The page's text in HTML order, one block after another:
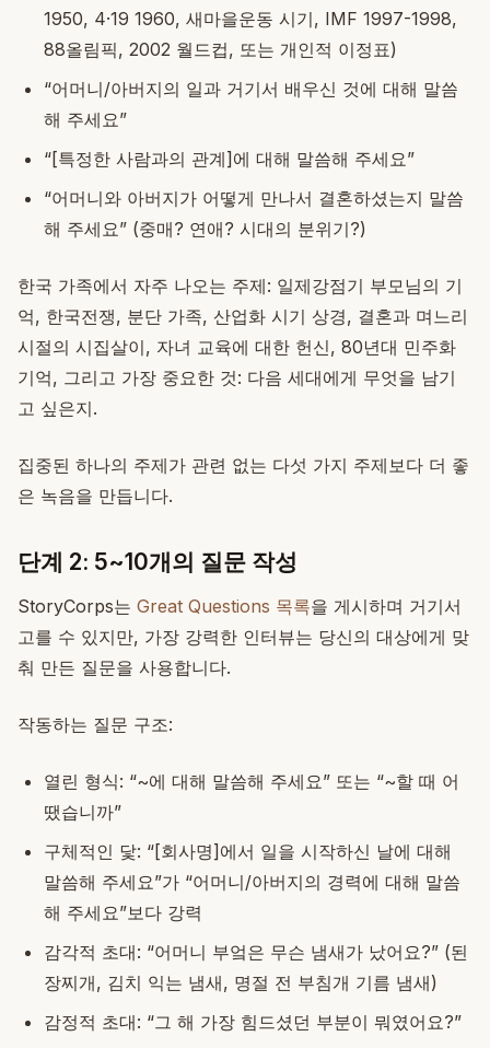
1950, 4·19 1960, 새마을운동 시기, IMF 1997-1998,
88올림픽, 2002 월드컵, 또는 개인적 이정표)
“어머니/아버지의 일과 거기서 배우신 것에 대해 말씀
해 주세요”
“[특정한 사람과의 관계]에 대해 말씀해 주세요”
“어머니와 아버지가 어떻게 만나서 결혼하셨는지 말씀
해 주세요” (중매? 연애? 시대의 분위기?)
한국 가족에서 자주 나오는 주제: 일제강점기 부모님의 기
억, 한국전쟁, 분단 가족, 산업화 시기 상경, 결혼과 며느리
시절의 시집살이, 자녀 교육에 대한 헌신, 80년대 민주화
기억, 그리고 가장 중요한 것: 다음 세대에게 무엇을 남기
고 싶은지.
집중된 하나의 주제가 관련 없는 다섯 가지 주제보다 더 좋
은 녹음을 만듭니다.
단계 2: 5~10개의 질문 작성
StoryCorps는 Great Questions 목록을 게시하며 거기서
고를 수 있지만, 가장 강력한 인터뷰는 당신의 대상에게 맞
춰 만든 질문을 사용합니다.
작동하는 질문 구조:
열린 형식: “~에 대해 말씀해 주세요” 또는 “~할 때 어
땠습니까”
구체적인 닻: “[회사명]에서 일을 시작하신 날에 대해
말씀해 주세요”가 “어머니/아버지의 경력에 대해 말씀
해 주세요”보다 강력
감각적 초대: “어머니 부엌은 무슨 냄새가 났어요?” (된
장찌개, 김치 익는 냄새, 명절 전 부침개 기름 냄새)
감정적 초대: “그 해 가장 힘드셨던 부분이 뭐였어요?”